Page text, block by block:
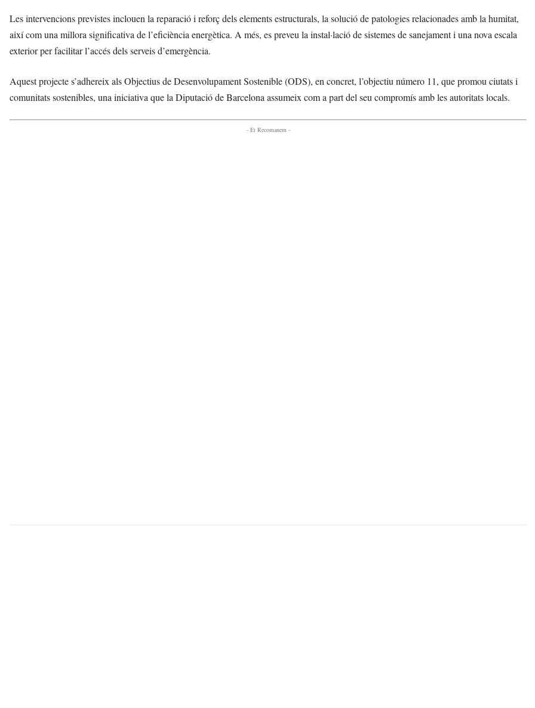
Les intervencions previstes inclouen la reparació i reforç dels elements estructurals, la solució de patologies relacionades amb la humitat,
així com una millora significativa de l’eficiència energètica. A més, es preveu la instal·lació de sistemes de sanejament i una nova escala
exterior per facilitar l’accés dels serveis d’emergència.
Aquest projecte s’adhereix als Objectius de Desenvolupament Sostenible (ODS), en concret, l’objectiu número 11, que promou ciutats i
comunitats sostenibles, una iniciativa que la Diputació de Barcelona assumeix com a part del seu compromís amb les autoritats locals.
- Et Recomanem -